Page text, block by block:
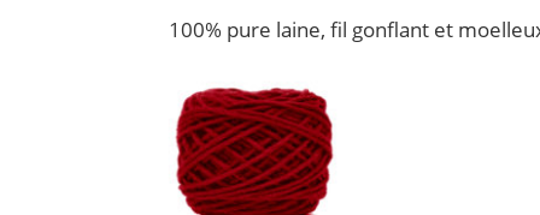
100% pure laine, fil gonflant et